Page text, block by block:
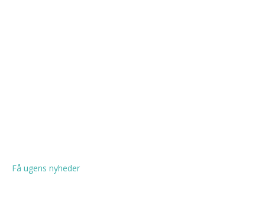
Få ugens nyheder